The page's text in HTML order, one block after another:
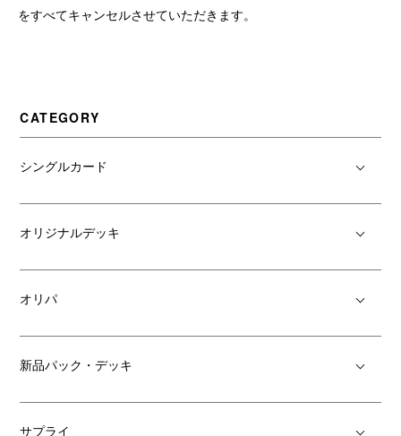
をすべてキャンセルさせていただきます。
CATEGORY
シングルカード
オリジナルデッキ
オリパ
新品パック・デッキ
サプライ